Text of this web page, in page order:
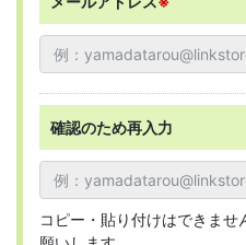
確認のため再入力
コピー・貼り付けはできま